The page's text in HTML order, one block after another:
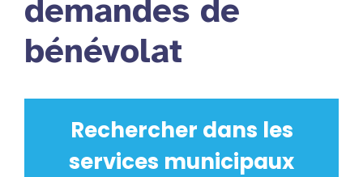
demandes de
bénévolat
Rechercher dans les
services municipaux